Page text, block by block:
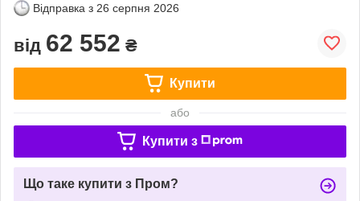
Відправка з 26 серпня 2026
від 62 552 ₴
Купити
або
Купити з
Що таке купити з Пром?